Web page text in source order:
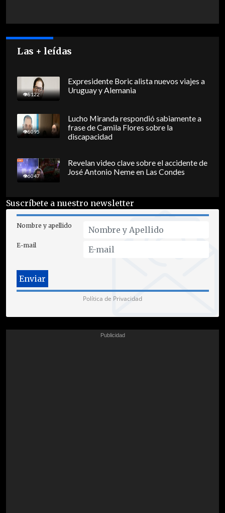
Las + leídas
8122
Expresidente Boric alista nuevos viajes a
Uruguay y Alemania
8095
Lucho Miranda respondió sabiamente a
frase de Camila Flores sobre la
discapacidad
6047
Revelan video clave sobre el accidente de
José Antonio Neme en Las Condes
Suscríbete a nuestro newsletter
Nombre y apellido
E-mail
Política de Privacidad